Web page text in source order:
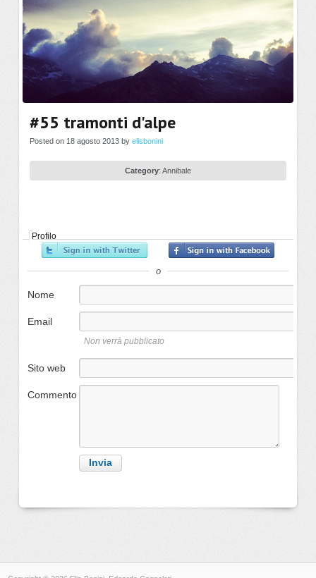
#55 tramonti d'alpe
Posted on 18 agosto 2013 by elisbonini
Category: Annibale
Profilo
o
Nome
Email
Non verrà pubblicato
Sito web
Commento